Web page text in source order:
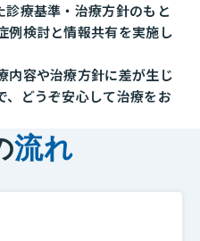
療基準・ 治療方針のもと
例検討と情報共有を実施し
内容や治療方針に差が生じ
どうぞ安心して治療をお
流れ